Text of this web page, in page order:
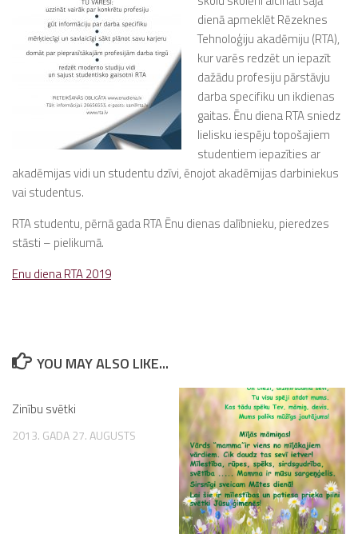
dienā apmeklēt Rēzeknes
Tehnoloģiju akadēmiju (RTA),
kur varēs redzēt un iepazīt
dažādu profesiju pārstāvju
darba specifiku un ikdienas
gaitas. Ēnu diena RTA sniedz
lielisku iespēju topošajiem
studentiem iepazīties ar
akadēmijas vidi un studentu dzīvi,ēnojotakadēmijas darbiniekus
vai studentus.
RTA studentu, pērnā gada RTA Ēnu dienas dalībnieku, pieredzes
stāsti – pielikumā.
Enu diena RTA 2019
YOU MAY ALSO LIKE...
Zinību svētki
2013. GADA 27. AUGUSTS